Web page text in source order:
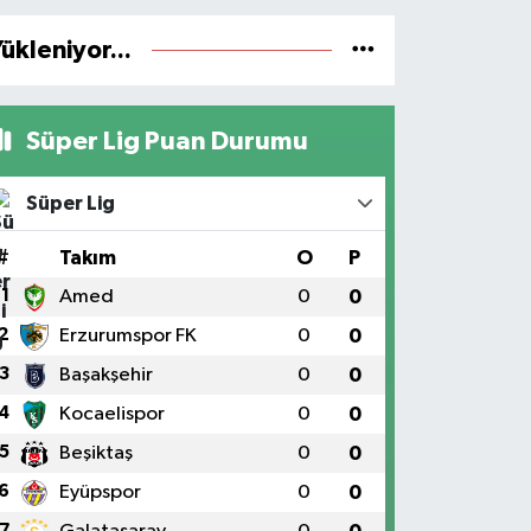
Süper Lig Puan Durumu
Süper Lig
Takım O P
1 Amed 0 0
Erzurumspor FK 0 0
3 Başakşehir 0 0
Kocaelispor 0 0
5 Beşiktaş 0 0
Eyüpspor 0 0